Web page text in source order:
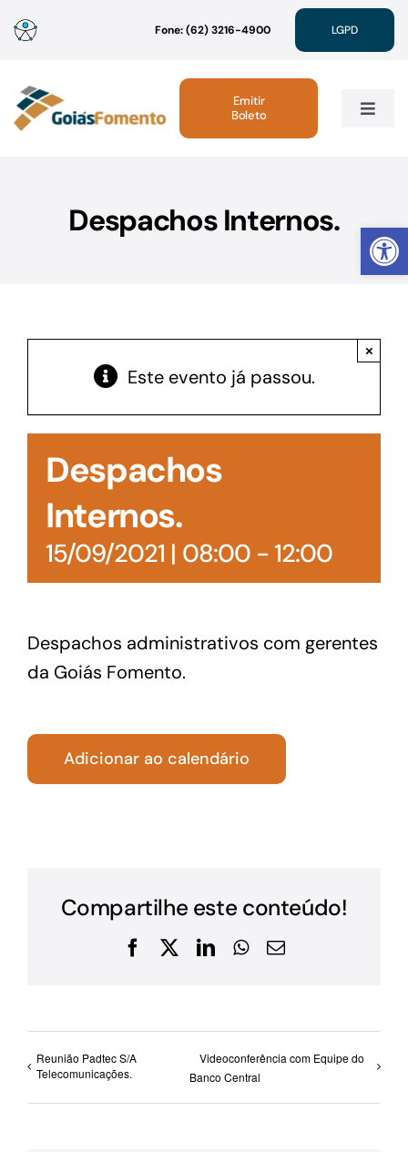
Abrir
para
conteúdo
Fone: (62) 3216-4900 LGPD
Toggle
Linhas de Crédito
Acesso à Informação
Emitir
Boleto
Despachos Internos.
Este evento já passou.
×
Despachos
Internos.
15/09/2021 | 08:00- 12:00
Despachos administrativos com gerentes
da Goiás Fomento.
Adicionar ao calendário
Compartilhe este conteúdo!
Facebook
X LinkedInWhatsApp
E-
Reunião Padtec S/A
Telecomunicações.
Videoconferência com Equipe do
Banco Central